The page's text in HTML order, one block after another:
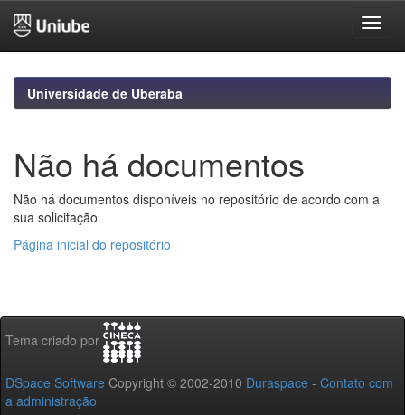
navigationUniversidade de Uberaba
Não há documentos
Não há documentos disponíveis no repositório de acordo com a
sua solicitação.
Página inicial do repositório
Tema criado por
DSpace Software Copyright © 2002-2010 Duraspace - Contato com
a administração